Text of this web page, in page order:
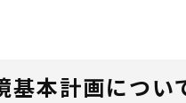
基本計画につ